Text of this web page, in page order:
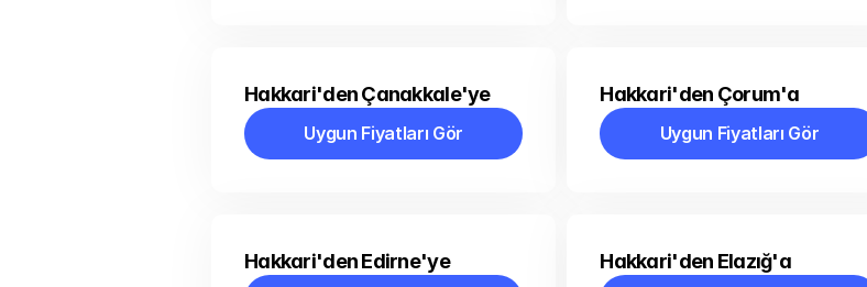
Hakkari'den Çanakkale'ye
Uygun Fiyatları Gör
Uygun Fiyatları Gör
Hakkari'den Çorum'a
Uygun Fiyatları Gör
Uygun Fiyatları Gör
Hakkari'den Edirne'ye Hakkari'den Elazığ'a